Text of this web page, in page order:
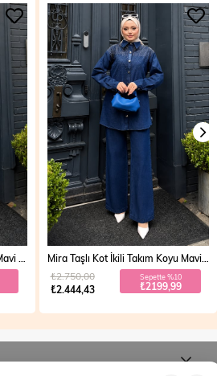
Mira Taşlı Kot İkili Takım Koyu Mavi 19286
₺2.444,43
₺2.750,00 Sepette %10
₺2199,99